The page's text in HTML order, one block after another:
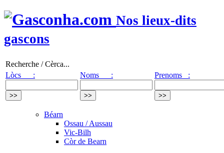
Nos lieux-dits
gascons
Recherche / Cèrca...
Lòcs :
Noms : Prenoms :
Béarn
Ossau / Aussau
Vic-Bilh
Còr de Bearn